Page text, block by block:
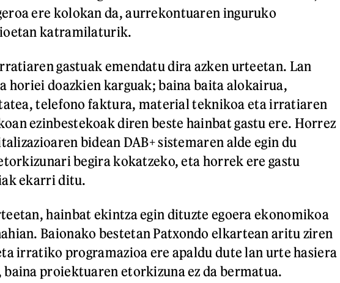
ere kolokan da, aurrekontuaren inguruko
katramilaturik.
gastuak emendatu dira azken urteetan. Lan
horiei doazkien karguak; baina baita alokairua,
telefono faktura, material teknikoa eta irratiaren
ezinbestekoak diren beste hainbat gastu ere. Horrez
bidean DAB+ sistemaren alde egin du
begira kokatzeko, eta horrek ere gastu
ekarri ditu.
hainbat ekintza egin dituzte egoera ekonomikoa
Baionako bestetan Patxondo elkartean aritu ziren
irratiko programazioa ere apaldu dute lan urte hasiera
baina proiektuaren etorkizuna ez da bermatua.